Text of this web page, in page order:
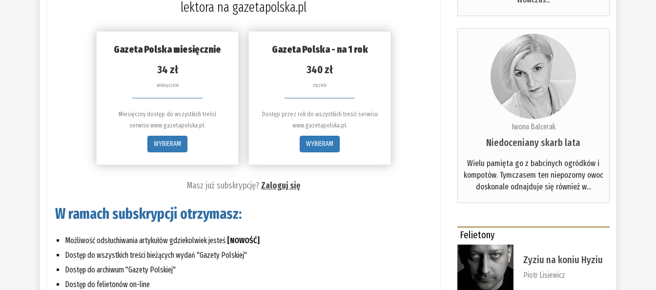
lektora na gazetapolska.pl
Gazeta Polska miesięcznie
34 zł
miesięcznie
Miesięczny dostęp do wszystkich treści
serwisu www.gazetapolska.pl.
WYBIERAM
Gazeta Polska - na 1 rok
340 zł
rocznie
Dostęp przez rok do wszystkich treści serwisu
www.gazetapolska.pl.
WYBIERAM
Masz już subskrypcję?Zaloguj się
W ramach subskrypcji otrzymasz:
Możliwość odsłuchiwania artykułów gdziekolwiek jesteś [NOWOŚĆ]
Dostęp do wszystkich treści bieżących wydań "Gazety Polskiej"
Dostęp do archiwum "Gazety Polskiej"
Dostęp do felietonów on-line
Iwona Balcerak
Niedoceniany skarb lata
Wielu pamięta go z babcinych ogródków i
kompotów. Tymczasem ten niepozorny owoc
doskonale odnajduje się również w...
Felietony
Zyziu na koniu Hyziu
Piotr Lisiewicz